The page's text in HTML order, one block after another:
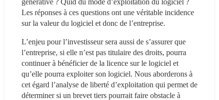
Les réponses à ces questions ont une véritable incidence
sur la valeur du logiciel et donc de l’entreprise.
L’enjeu pour l’investisseur sera aussi de s’assurer que
l’entreprise, si elle n’est pas titulaire des droits, pourra
continuer à bénéficier de la licence sur le logiciel et
qu’elle pourra exploiter son logiciel. Nous aborderons à
cet égard l’analyse de liberté d’exploitation qui permet de
déterminer si un brevet tiers pourrait faire obstacle à